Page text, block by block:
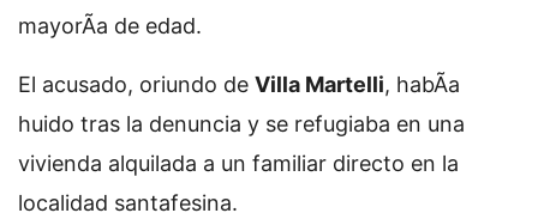
mayorÃ­a de edad.
El acusado, oriundo de Villa Martelli, habÃ­a
huido tras la denuncia y se refugiaba en una
vivienda alquilada a un familiar directo en la
localidad santafesina.